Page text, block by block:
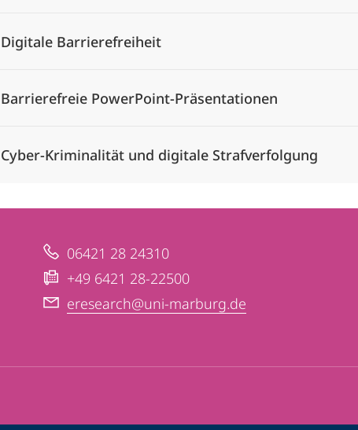
Digitale Barrierefreiheit
Barrierefreie PowerPoint-Präsentationen
Cyber-Kriminalität und digitale Strafverfolgung
06421 28 24310
+49 6421 28-22500
eresearch@uni-marburg.de